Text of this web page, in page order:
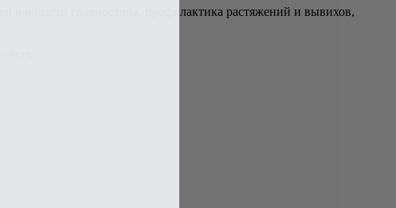
в области голеностопа, профилактика растяжений и вывихов,